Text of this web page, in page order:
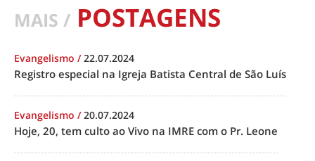
MAIS / POSTAGENS
Evangelismo /22.07.2024
Registro especial na Igreja Batista Central de São Luís
Evangelismo /20.07.2024
Hoje, 20, tem culto ao Vivo na IMRE com o Pr. Leone